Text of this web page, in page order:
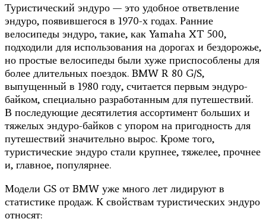
Туристический эндуро — это удобное ответвление
эндуро, появившегося в 1970-х годах. Ранние
велосипеды эндуро, такие, как Yamaha XT 500,
подходили для использования на дорогах и бездорожье,
но простые велосипеды были хуже приспособлены для
более длительных поездок. BMW R 80 G/S,
выпущенный в 1980 году, считается первым эндуро-
байком, специально разработанным для путешествий.
В последующие десятилетия ассортимент больших и
тяжелых эндуро-байков с упором на пригодность для
путешествий значительно вырос. Кроме того,
туристические эндуро стали крупнее, тяжелее, прочнее
и, главное, популярнее.
Модели GS от BMW уже много лет лидируют в
статистике продаж. К свойствам туристических эндуро
относят: